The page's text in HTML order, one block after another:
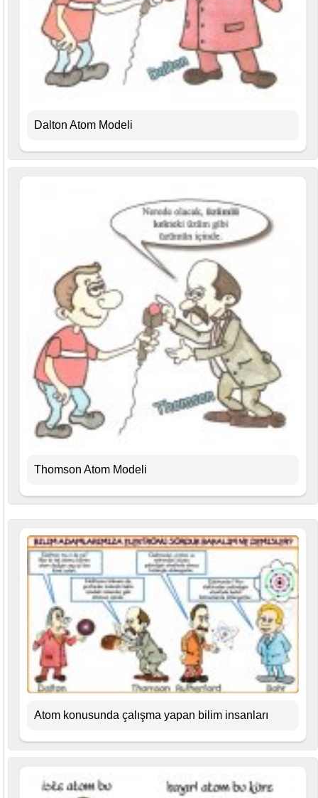
Dalton Atom Modeli
Thomson Atom Modeli
Atom konusunda çalışma yapan bilim insanları